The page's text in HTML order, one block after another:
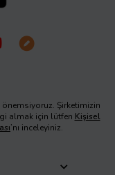
Şirketimizin
almak için lütfen Kişisel
’nı inceleyiniz.